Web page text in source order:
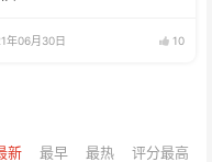
年06月30日 10
新 最早 最热 评分最高